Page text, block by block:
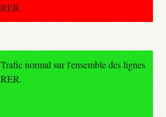
RER.
Trafic normal sur l'ensemble des lignes
RER.